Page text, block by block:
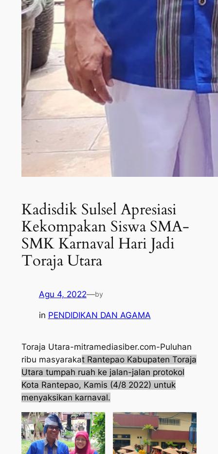
Kadisdik Sulsel Apresiasi
Kekompakan Siswa SMA-
SMK Karnaval Hari Jadi
Toraja Utara
Agu 4, 2022—by
in PENDIDIKAN DAN AGAMA
Toraja Utara-mitramediasiber.com-Puluhan
ribu masyarakat Rantepao Kabupaten Toraja
Utara tumpah ruah ke jalan-jalan protokol
Kota Rantepao, Kamis (4/8 2022) untuk
menyaksikan karnaval.